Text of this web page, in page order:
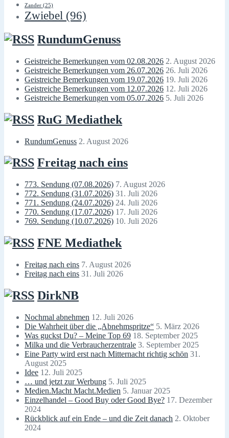
Zander (25)
Zwiebel (96)
RundumGenuss
Geistreiche Bemerkungen vom 02.08.2026 2. August 2026
Geistreiche Bemerkungen vom 26.07.2026 26. Juli 2026
Geistreiche Bemerkungen vom 19.07.2026 19. Juli 2026
Geistreiche Bemerkungen vom 12.07.2026 12. Juli 2026
Geistreiche Bemerkungen vom 05.07.2026 5. Juli 2026
RuG Mediathek
RundumGenuss 2. August 2026
Freitag nach eins
773. Sendung (07.08.2026) 7. August 2026
772. Sendung (31.07.2026) 31. Juli 2026
771. Sendung (24.07.2026) 24. Juli 2026
770. Sendung (17.07.2026) 17. Juli 2026
769. Sendung (10.07.2026) 10. Juli 2026
FNE Mediathek
Freitag nach eins 7. August 2026
Freitag nach eins 31. Juli 2026
DirkNB
Nochmal abnehmen 12. Juli 2026
Die Wahrheit über die „Abnehmspritze“ 5. März 2026
Was guckst Du? – Meine Top 69 18. September 2025
Milka und die Verbraucherzentrale 3. September 2025
Eine Party wird erst nach Mitternacht richtig schön 31.
August 2025
Idee 12. Juli 2025
… und jetzt zur Werbung 5. Juli 2025
Medien.Macht Macht.Medien 5. Januar 2025
Einzelhandel – Good Buy oder Good Bye? 17. Dezember
2024
Rückblick auf ein Ende – und die Zeit danach 2. Oktober
2024